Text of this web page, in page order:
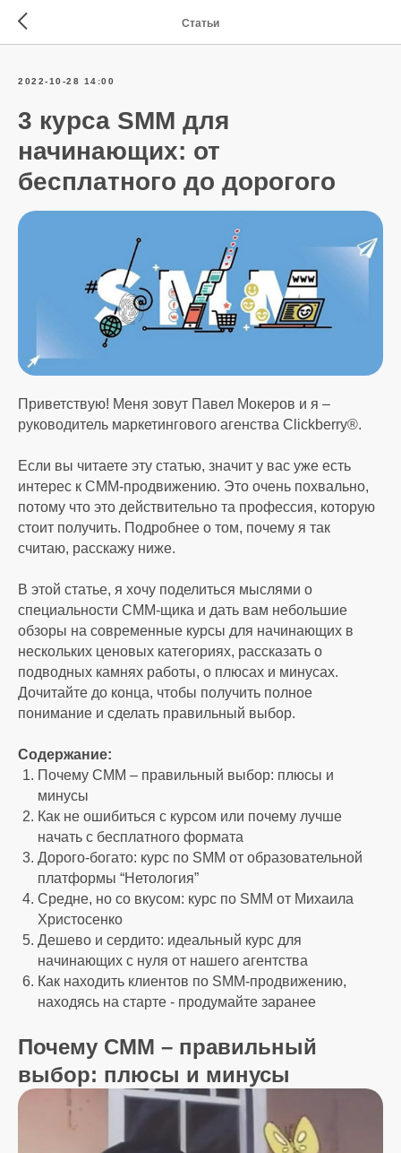
Статьи
2022-10-28 14:00
3 курса SMM для
начинающих: от
бесплатного до дорогого
Приветствую! Меня зовут Павел Мокеров и я –
руководитель маркетингового агенства Clickberry®.
Если вы читаете эту статью, значит у вас уже есть
интерес к СММ-продвижению. Это очень похвально,
потому что это действительно та профессия, которую
стоит получить. Подробнее о том, почему я так
считаю, расскажу ниже.
В этой статье, я хочу поделиться мыслями о
специальности СММ-щика и дать вам небольшие
обзоры на современные курсы для начинающих в
нескольких ценовых категориях, рассказать о
подводных камнях работы, о плюсах и минусах.
Дочитайте до конца, чтобы получить полное
понимание и сделать правильный выбор.
Содержание:
Почему СММ – правильный выбор: плюсы и
минусы
Как не ошибиться с курсом или почему лучше
начать с бесплатного формата
Дорого-богато: курс по SMM от образовательной
платформы “Нетология”
Средне, но со вкусом: курс по SMM от Михаила
Христосенко
Дешево и сердито: идеальный курс для
начинающих с нуля от нашего агентства
Как находить клиентов по SMM-продвижению,
находясь на старте - продумайте заранее
Почему СММ – правильный
выбор: плюсы и минусы